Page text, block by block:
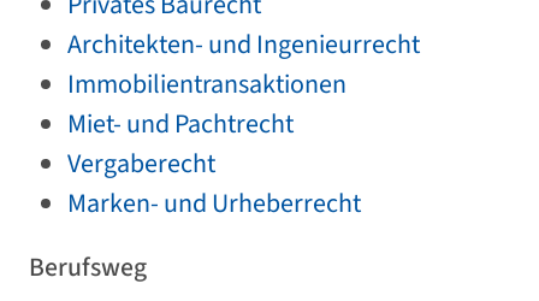
Architekten- und Ingenieurrecht
Immobilientransaktionen
Miet- und Pachtrecht
Vergaberecht
Marken- und Urheberrecht
Berufsweg